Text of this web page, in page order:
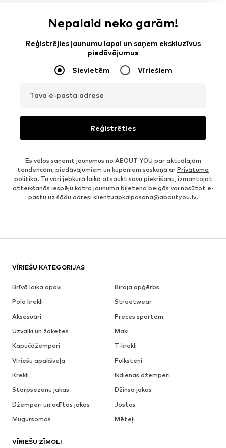
Nepalaid neko garām!
Reģistrējies jaunumu lapai un saņem ekskluzīvus
piedāvājumus
Sievietēm Vīriešiem
Tava e-pasta adrese
Reģistrēties
Es vēlos saņemt jaunumus no ABOUT YOU par aktuālajām
tendencēm, piedāvājumiem un kuponiem saskaņā ar Privātuma
politika. Tu vari jebkurā laikā atsaukt savu piekrišanu, izmantojot
atteikšanās iespēju katra jaunuma biļetena beigās vai nosūtot e-
pastu uz šādu adresi klientuapkalposana@aboutyou.lv.
VĪRIEŠU KATEGORIJAS
Brīvā laika apavi
Biroja apģērbs
Polo krekli
Streetwear
Aksesuāri
Preces sportam
Uzvalki un žaketes
Maki
Kapučdžemperi
T-krekli
Vīriešu apakšveļa
Pulksteņi
Krekli
Ikdienas džemperi
Starpsezonu jakas
Džinsa jakas
Džemperi un adītas jakas
Jostas
Mugursomas
Mēteļi
VĪRIEŠU ZĪMOLI